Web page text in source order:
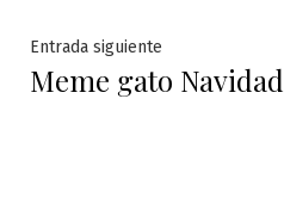
entradas
Entrada siguiente
siguiente:
Meme gato Navidad